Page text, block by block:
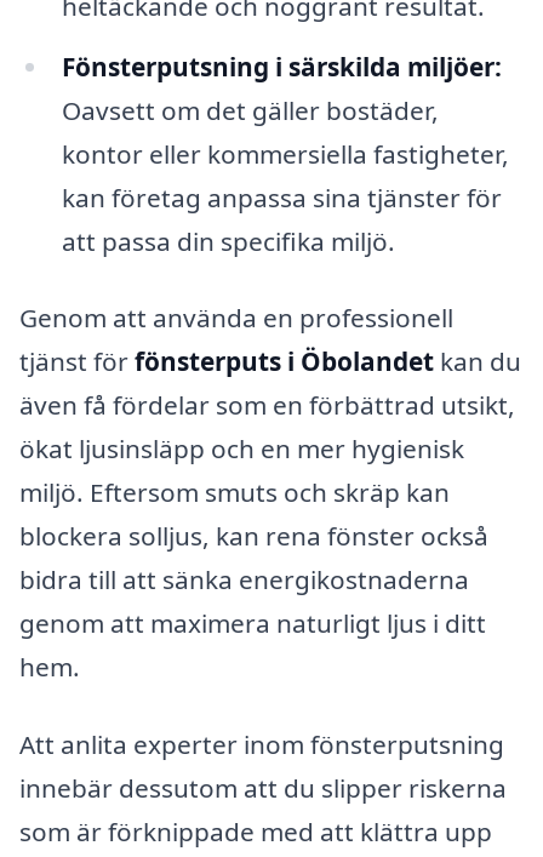
Fönsterputsning i särskilda miljöer:
Oavsett om det gäller bostäder,
kontor eller kommersiella fastigheter,
kan företag anpassa sina tjänster för
att passa din specifika miljö.
Genom att använda en professionell
tjänst förfönsterputs i Öbolandet kan du
även få fördelar som en förbättrad utsikt,
ökat ljusinsläpp och en mer hygienisk
miljö. Eftersom smuts och skräp kan
blockera solljus, kan rena fönster också
bidra till att sänka energikostnaderna
genom att maximera naturligt ljus i ditt
hem.
Att anlita experter inom fönsterputsning
innebär dessutom att du slipper riskerna
som är förknippade med att klättra upp